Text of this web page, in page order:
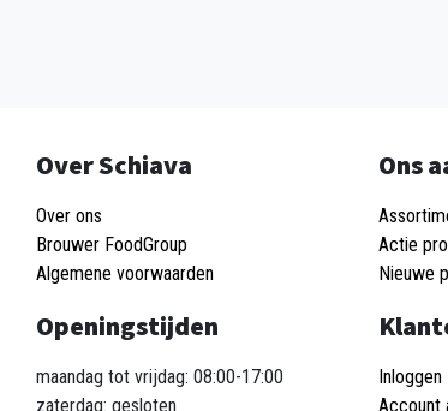
Over Schiava
Over ons
Brouwer FoodGroup
Algemene voorwaarden
Openingstijden
maandag tot vrijdag: 08:00-17:00
zaterdag: gesloten
Ons
Actie
Nieuwe
Inloggen
Account